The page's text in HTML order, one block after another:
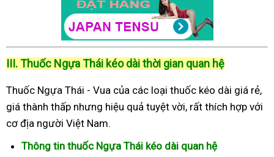
III. Thuốc Ngựa Thái kéo dài thời gian quan hệ
Thuốc Ngựa Thái - Vua của các loại thuốc kéo dài giá rẻ,
giá thành thấp nhưng hiệu quả tuyệt vời, rất thích hợp với
cơ địa người Việt Nam.
Thông tin thuốc Ngựa Thái kéo dài quan hệ